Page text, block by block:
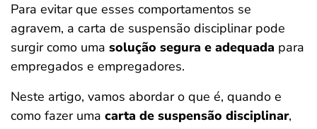
Para evitar que esses comportamentos se
agravem, a carta de suspensão disciplinar pode
surgir como uma solução segura e adequada para
empregados e empregadores.
Neste artigo, vamos abordar o que é, quando e
como fazer uma carta de suspensão disciplinar,